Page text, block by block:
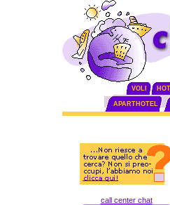
VOLI
APARTHOTEL
call center chat